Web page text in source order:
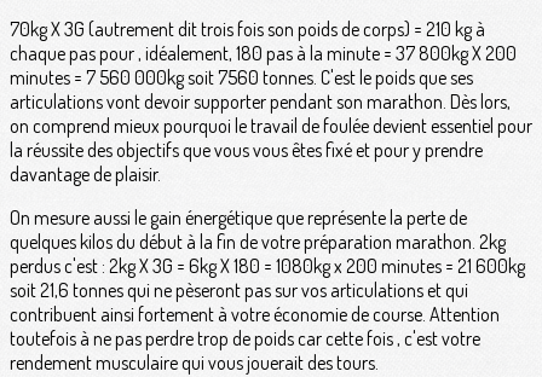
70kg X 3G (autrement dit trois fois son poids de corps) = 210 kg à
chaque pas pour , idéalement, 180 pas à la minute = 37 800kg X 200
minutes = 7 560 000kg soit 7560 tonnes. C'est le poids que ses
articulations vont devoir supporter pendant son marathon. Dès lors,
on comprend mieux pourquoi le travail de foulée devient essentiel pour
la réussite des objectifs que vous vous êtes fixé et pour y prendre
davantage de plaisir.
On mesure aussi le gain énergétique que représente la perte de
quelques kilos du début à la fin de votre préparation marathon. 2kg
perdus c'est : 2kg X 3G = 6kg X 180 = 1080kg x 200 minutes = 21 600kg
soit 21,6 tonnes qui ne pèseront pas sur vos articulations et qui
contribuent ainsi fortement à votre économie de course. Attention
toutefois à ne pas perdre trop de poids car cette fois , c'est votre
rendement musculaire qui vous jouerait des tours.